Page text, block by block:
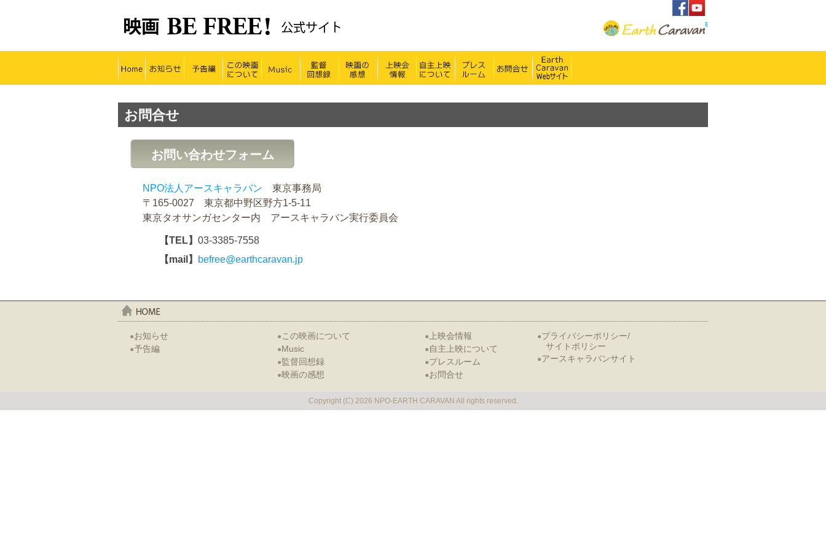
アースキャラバンFacebook
Earth Caravan webサイト
HOME お知らせ 予告編 この映画についてMusic 監督回想録 映画の感想 上映会情報 自主上映についてプレスルーム お問合せ
お問合せ
お問い合わせフォーム
NPO法人アースキャラバン 東京事務局
〒165-0027 東京都中野区野方1-5-11
東京タオサンガセンター内 アースキャラバン実行委員会
【TEL】 03-3385-7558
【mail】
befree@earthcaravan.jp
●お知らせ
●予告編
● この映画について
●Music
●監督回想録
●映画の感想
● 上映会情報
● 自主上映について
●プレスルーム
●お問合せ
●プライバシーポリシー/
サイトポリシー
●アースキャラバンサイト
Copyright (C) 2026 NPO-EARTH CARAVAN All rights reserved.